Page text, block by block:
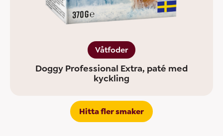
Våtfoder
Doggy Professional Extra, paté med
kyckling
Hitta fler smaker